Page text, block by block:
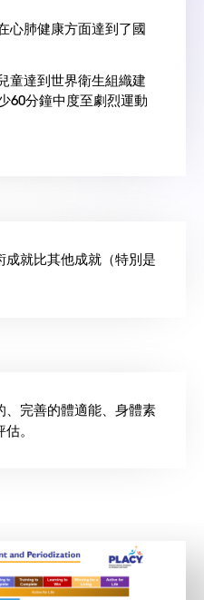
心肺健康方面達到了國
童達到世界衛生組織建
60分鐘中度至劇烈運動
就比其他成就（特別是
、完善的體適能、身體素
。